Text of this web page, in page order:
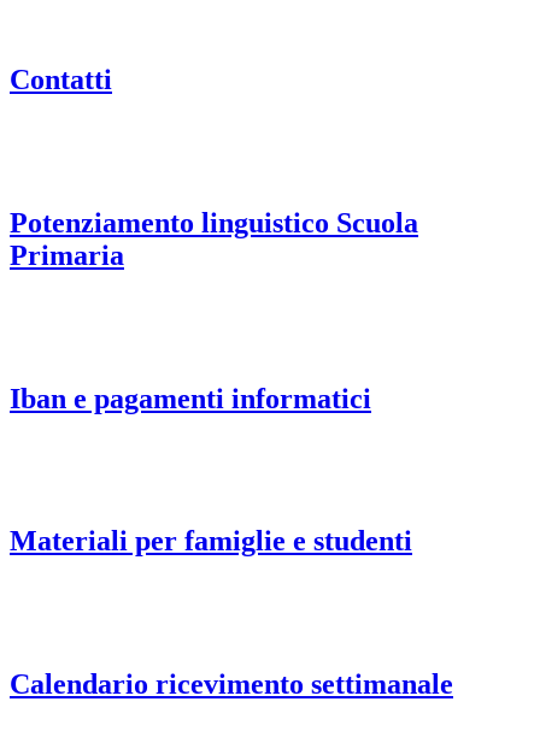
Contatti
Potenziamento linguistico Scuola
Primaria
Iban e pagamenti informatici
Materiali per famiglie e studenti
Calendario ricevimento settimanale